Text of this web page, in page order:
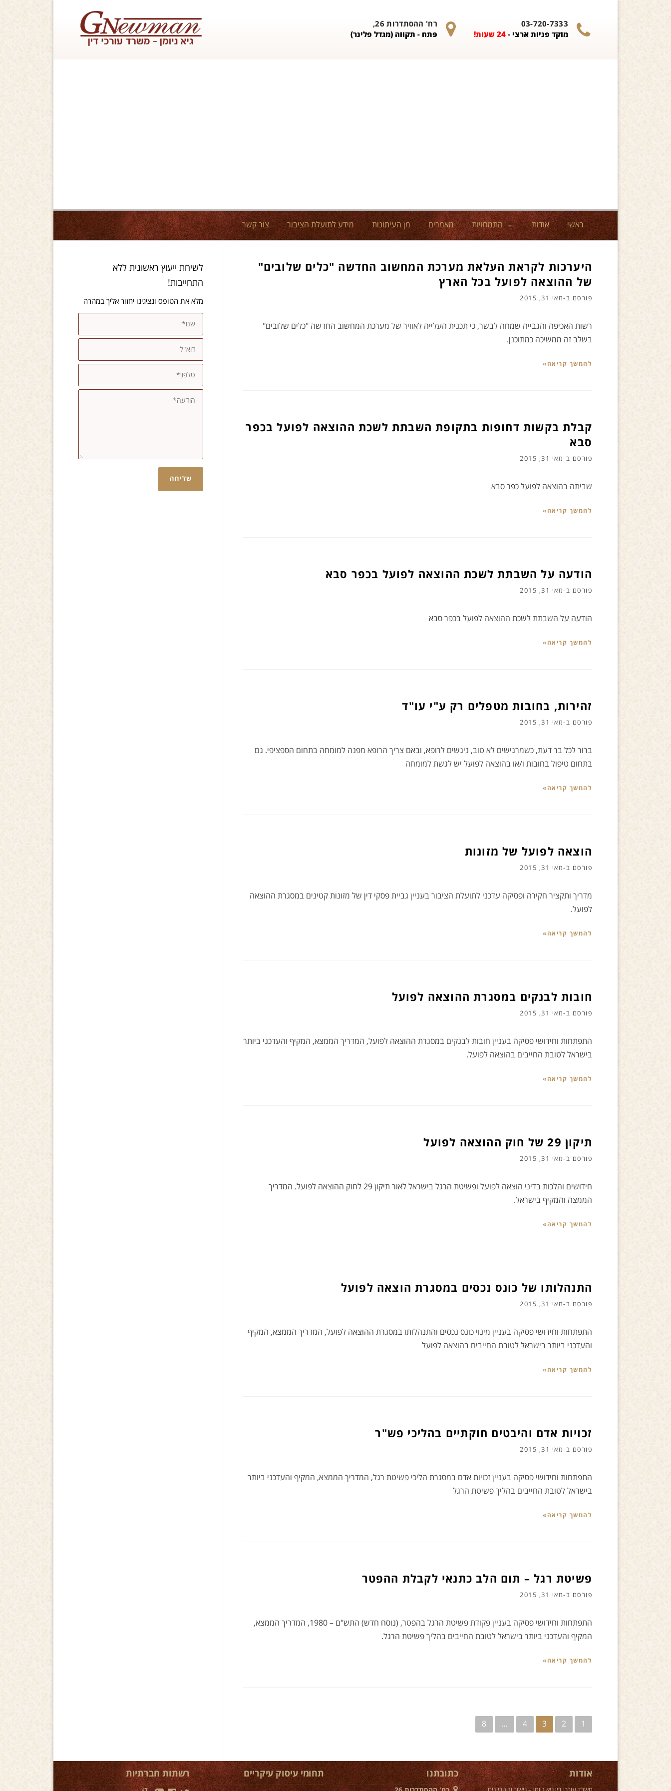
רח' ההסתדרות 26,
פתח - תקווה (מגדל פלינר)
03-720-7333
מוקד פניות ארצי - 24 שעות!
ראשי אודות התמחויות מאמרים מן העיתונות מידע לתועלת הציבור צור קשר
היערכות לקראת העלאת מערכת המחשוב החדשה "כלים שלובים"
של ההוצאה לפועל בכל הארץ
פורסם ב-מאי 31, 2015
רשות האכיפה והגבייה שמחה לבשר, כי תכנית העלייה לאוויר של מערכת המחשוב החדשה "כלים שלובים"
בשלב זה ממשיכה כמתוכנן.
להמשך קריאה»
קבלת בקשות דחופות בתקופת השבתת לשכת ההוצאה לפועל בכפר
סבא
פורסם ב-מאי 31, 2015
שביתה בהוצאה לפועל כפר סבא
להמשך קריאה»
הודעה על השבתת לשכת ההוצאה לפועל בכפר סבא
פורסם ב-מאי 31, 2015
הודעה על השבתת לשכת ההוצאה לפועל בכפר סבא
להמשך קריאה»
זהירות, בחובות מטפלים רק ע"י עו"ד
פורסם ב-מאי 31, 2015
ברור לכל בר דעת, כשמרגישים לא טוב, ניגשים לרופא, ובאם צריך הרופא מפנה למומחה בתחום הספציפי. גם
בתחום טיפול בחובות ו/או בהוצאה לפועל יש לגשת למומחה
להמשך קריאה»
הוצאה לפועל של מזונות
פורסם ב-מאי 31, 2015
מדריך ותקציר חקירה ופסיקה עדכני לתועלת הציבור בעניין גביית פסקי דין של מזונות קטינים במסגרת ההוצאה
לפועל.
להמשך קריאה»
חובות לבנקים במסגרת ההוצאה לפועל
פורסם ב-מאי 31, 2015
התפתחות וחידושי פסיקה בעניין חובות לבנקים במסגרת ההוצאה לפועל, המדריך הממצא, המקיף והעדכני ביותר
בישראל לטובת החייבים בהוצאה לפועל.
להמשך קריאה»
תיקון 29 של חוק ההוצאה לפועל
פורסם ב-מאי 31, 2015
חידושים והלכות בדיני הוצאה לפועל ופשיטת הרגל בישראל לאור תיקון 29 לחוק ההוצאה לפועל. המדריך
הממצה והמקיף בישראל.
להמשך קריאה»
התנהלותו של כונס נכסים במסגרת הוצאה לפועל
פורסם ב-מאי 31, 2015
התפתחות וחידושי פסיקה בעניין מינוי כונס נכסים והתנהלותו במסגרת ההוצאה לפועל, המדריך הממצא, המקיף
והעדכני ביותר בישראל לטובת החייבים בהוצאה לפועל
להמשך קריאה»
זכויות אדם והיבטים חוקתיים בהליכי פש"ר
פורסם ב-מאי 31, 2015
התפתחות וחידושי פסיקה בעניין זכויות אדם במסגרת הליכי פשיטת רגל, המדריך הממצא, המקיף והעדכני ביותר
בישראל לטובת החייבים בהליך פשיטת הרגל
להמשך קריאה»
פשיטת רגל – תום הלב כתנאי לקבלת ההפטר
פורסם ב-מאי 31, 2015
התפתחות וחידושי פסיקה בעניין פקודת פשיטת הרגל בהפטר, (נוסח חדש) התש"ם – 1980, המדריך הממצא,
המקיף והעדכני ביותר בישראל לטובת החייבים בהליך פשיטת הרגל.
להמשך קריאה»
ניווט
1
2
3
4
…
8
לשיחת ייעוץ ראשונית ללא
התחייבות!
מלא את הטופס ונציגינו יחזור אליך במהרה
רשתות חברתיות תחומי עיסוק עיקריים כתובתנו אודות